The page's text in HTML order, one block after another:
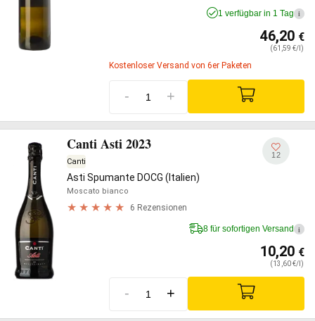
1 verfügbar in 1 Tag i
46,20 €
(61,59 €/l)
Kostenloser Versand von 6er Paketen
- +
Canti Asti 2023
Canti
Asti Spumante DOCG (Italien)
Moscato bianco
6 Rezensionen
12
8 für sofortigen Versand i
10,20 €
(13,60 €/l)
- +